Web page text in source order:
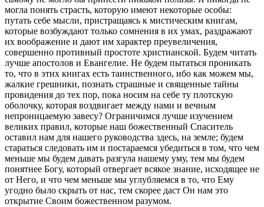
могла понять страсть, которую имеют некоторые особы:
путать себе мысли, пристращаясь к мистическим книгам,
которые возбуждают только сомнения в их умах, раздражают
их воображение и дают им характер преувеличения,
совершенно противный простоте христианской. Будем читать
лучше апостолов и Евангелие. Не будем пытаться проникать
то, что в этих книгах есть таинственного, ибо как можем мы,
жалкие грешники, познать страшные и священные тайны
провидения до тех пор, пока носим на себе ту плотскую
оболочку, которая воздвигает между нами и вечным
непроницаемую завесу? Ограничимся лучше изучением
великих правил, которые наш божественный Спаситель
оставил нам для нашего руководства здесь, на земле; будем
стараться следовать им и постараемся убедиться в том, что чем
меньше мы будем давать разгула нашему уму, тем мы будем
понятнее Богу, который отвергает всякое знание, исходящее не
от Него, и что чем меньше мы углубляемся в то, что Ему
угодно было скрыть от нас, тем скорее даст Он нам это
открытие Своим божественном разумом.